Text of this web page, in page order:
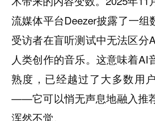
流媒体平台Deezer披露了一组
受访者在盲听测试中无法区分
人类创作的音乐。这意味着AI
熟度，已经越过了大多数用
——它可以悄无声息地融入推
浑然不觉。